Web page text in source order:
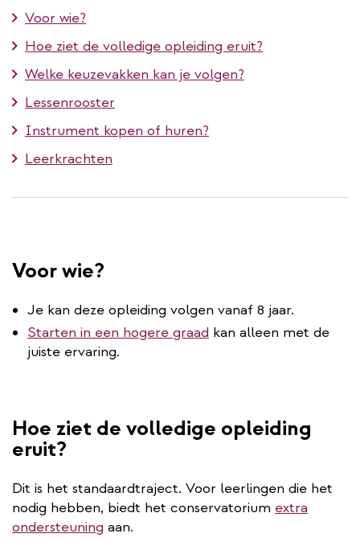
Voor wie?
Hoe ziet de volledige opleiding eruit?
Welke keuzevakken kan je volgen?
Lessenrooster
Instrument kopen of huren?
Leerkrachten
Voor wie?
Je kan deze opleiding volgen vanaf 8 jaar.
Starten in een hogere graad kan alleen met de
juiste ervaring.
Hoe ziet de volledige opleiding
eruit?
Dit is het standaardtraject. Voor leerlingen die het
nodig hebben, biedt het conservatorium extra
ondersteuning aan.